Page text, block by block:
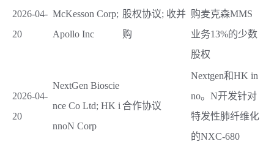
2026-04-
20
McKesson Corp;
Apollo Inc
股权协议; 收并
购
购麦克森MMS
业务13%的少数
股权
2026-04-
20
NextGen Bioscie
nce Co Ltd; HK i
nnoN Corp
合作协议
Nextgen和HK in
no。N开发针对
特发性肺纤维化
的NXC-680